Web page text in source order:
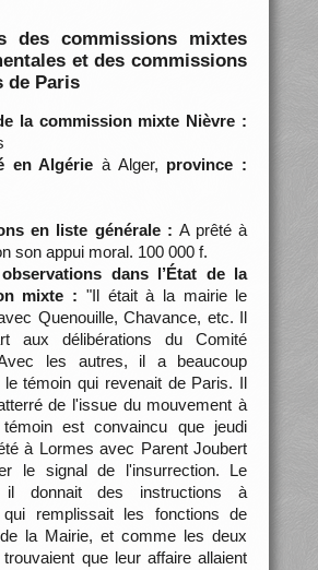
des commissions mixtes
et des commissions
de Paris
la commission mixte Nièvre :
en Algérie à Alger, province :
en liste générale : A prêté à
son appui moral. 100 000 f.
dans l’État de la
mixte : "Il était à la mairie le
Quenouille, Chavance, etc. Il
aux délibérations du Comité
les autres, il a beaucoup
le témoin qui revenait de Paris. Il
de l'issue du mouvement à
est convaincu que jeudi
à Lormes avec Parent Joubert
le signal de l'insurrection. Le
il donnait des instructions à
qui remplissait les fonctions de
la Mairie, et comme les deux
que leur affaire allaient